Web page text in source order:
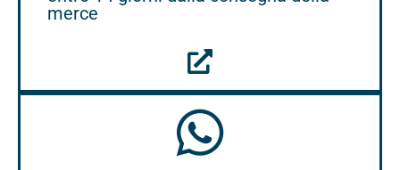
merce